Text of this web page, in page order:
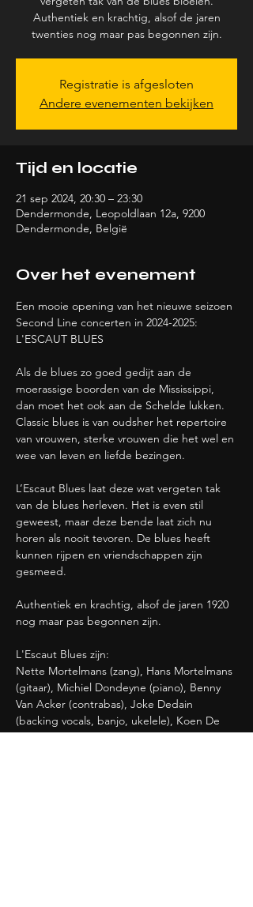
Authentiek en krachtig, alsof de jaren
twenties nog maar pas begonnen zijn.
Registratie is afgesloten
Andere evenementen bekijken
Tijd en locatie
21 sep 2024, 20:30 – 23:30
Dendermonde, Leopoldlaan 12a, 9200
Dendermonde, België
Over het evenement
Een mooie opening van het nieuwe seizoen
Second Line concerten in 2024-2025:
L'ESCAUT BLUES
Als de blues zo goed gedijt aan de
moerassige boorden van de Mississippi,
dan moet het ook aan de Schelde lukken.
Classic blues is van oudsher het repertoire
van vrouwen, sterke vrouwen die het wel en
wee van leven en liefde bezingen.
L’Escaut Blues laat deze wat vergeten tak
van de blues herleven. Het is even stil
geweest, maar deze bende laat zich nu
horen als nooit tevoren. De blues heeft
kunnen rijpen en vriendschappen zijn
gesmeed.
Authentiek en krachtig, alsof de jaren 1920
nog maar pas begonnen zijn.
L'Escaut Blues zijn:
Nette Mortelmans (zang), Hans Mortelmans
(gitaar), Michiel Dondeyne (piano), Benny
Van Acker (contrabas), Joke Dedain
(backing vocals, banjo, ukelele), Koen De
Cauter (sopraansaxofoon, klarinet) en  Djalt